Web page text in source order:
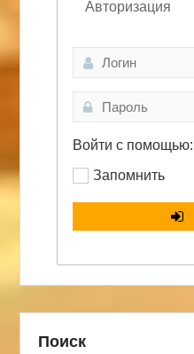
Авторизация
Войти с помощью:
Запомнить
Поиск